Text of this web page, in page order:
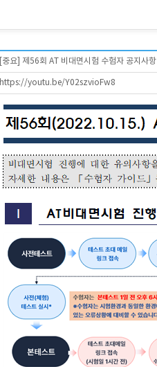
[중요] 제56회 AT 비대면시험 수험자 공지사항
https://youtu.be/Y02szvioFw8